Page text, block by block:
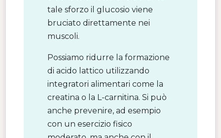
tale sforzo il glucosio viene
bruciato direttamente nei
muscoli.
Possiamo ridurre la formazione
di acido lattico utilizzando
integratori alimentari come la
creatina o la L-carnitina. Si può
anche prevenire, ad esempio
con un esercizio fisico